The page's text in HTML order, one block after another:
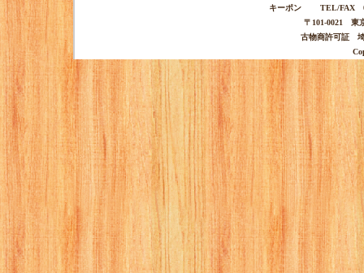
キーポン TEL/FAX
〒101-0021 東
古物商許可証